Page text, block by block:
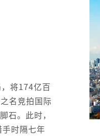
将174亿百
名竞拍国际
。此时，
时隔七年